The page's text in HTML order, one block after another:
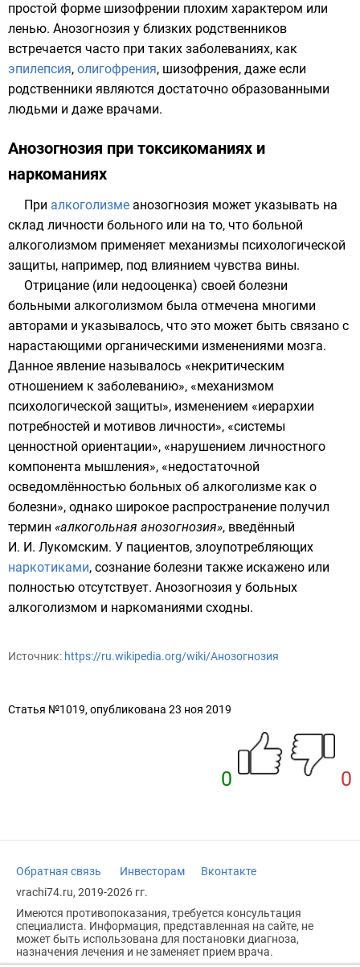
простой форме шизофрении плохим характером или
ленью. Анозогнозия у близких родственников
встречается часто при таких заболеваниях, как
эпилепсия, олигофрения, шизофрения, даже если
родственники являются достаточно образованными
людьми и даже врачами.
Анозогнозия при токсикоманиях и
наркоманиях
При алкоголизме анозогнозия может указывать на
склад личности больного или на то, что больной
алкоголизмом применяет механизмы психологической
защиты, например, под влиянием чувства вины.
Отрицание (или недооценка) своей болезни
больными алкоголизмом была отмечена многими
авторами и указывалось, что это может быть связано с
нарастающими органическими изменениями мозга.
Данное явление называлось «некритическим
отношением к заболеванию», «механизмом
психологической защиты», изменением «иерархии
потребностей и мотивов личности», «системы
ценностной ориентации», «нарушением личностного
компонента мышления», «недостаточной
осведомлённостью больных об алкоголизме как о
болезни», однако широкое распространение получил
термин «алкогольная анозогнозия», введённый
И. И. Лукомским. У пациентов, злоупотребляющих
наркотиками, сознание болезни также искажено или
полностью отсутствует. Анозогнозия у больных
алкоголизмом и наркоманиями сходны.
Источник: https://ru.wikipedia.org/wiki/Анозогнозия
Статья №1019, опубликована 23 ноя 2019
0 0
Обратная связь Инвесторам
Вконтакте
vrachi74.ru, 2019-2026 гг.
Имеются противопоказания, требуется консультация
специалиста. Информация, представленная на сайте, не
может быть использована для постановки диагноза,
назначения лечения и не заменяет прием врача.